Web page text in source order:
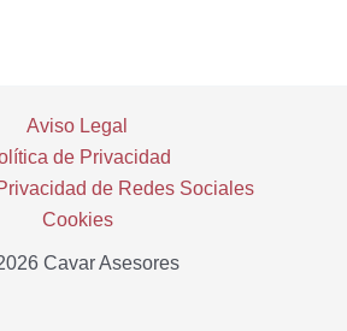
Aviso Legal
de Privacidad
de Redes Sociales
Cookies
Cavar Asesores